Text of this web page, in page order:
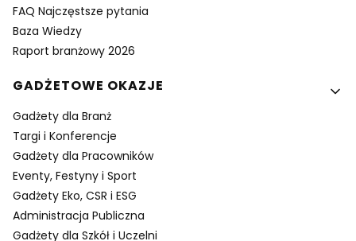
FAQ Najczęstsze pytania
Baza Wiedzy
Raport branżowy 2026
GADŻETOWE OKAZJE
Gadżety dla Branż
Targi i Konferencje
Gadżety dla Pracowników
Eventy, Festyny i Sport
Gadżety Eko, CSR i ESG
Administracja Publiczna
Gadżety dla Szkół i Uczelni